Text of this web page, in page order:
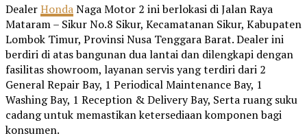
DealerHondaNaga Motor 2 ini berlokasi di Jalan Raya
Mataram – Sikur No.8 Sikur, Kecamatanan Sikur, Kabupaten
Lombok Timur, Provinsi Nusa Tenggara Barat. Dealer ini
berdiri di atas bangunan dua lantai dan dilengkapi dengan
fasilitas showroom, layanan servis yang terdiri dari 2
General Repair Bay, 1 Periodical Maintenance Bay, 1
Washing Bay, 1 Reception & Delivery Bay, Serta ruang suku
cadang untuk memastikan ketersediaan komponen bagi
konsumen.